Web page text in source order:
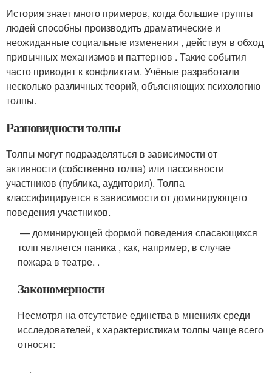
История знает много примеров, когда большие группы
людей способны производить драматические и
неожиданные социальные изменения , действуя в обход
привычных механизмов и паттернов . Такие события
часто приводят к конфликтам. Учёные разработали
несколько различных теорий, объясняющих психологию
толпы.
Разновидности толпы
Толпы могут подразделяться в зависимости от
активности (собственно толпа) или пассивности
участников (публика, аудитория). Толпа
классифицируется в зависимости от доминирующего
поведения участников.
— доминирующей формой поведения спасающихся
толп является паника , как, например, в случае
пожара в театре. .
Закономерности
Несмотря на отсутствие единства в мнениях среди
исследователей, к характеристикам толпы чаще всего
относят:
.